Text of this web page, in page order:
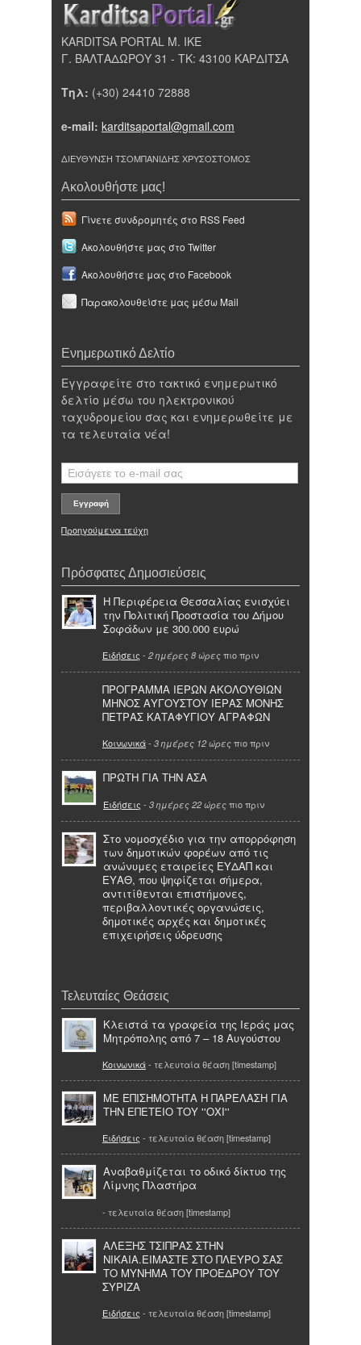
KARDITSA PORTAL Μ. ΙΚΕ
Γ. ΒΑΛΤΑΔΩΡΟΥ 31 - ΤΚ: 43100 ΚΑΡΔΙΤΣΑ
Τηλ: (+30) 24410 72888
e-mail: karditsaportal@gmail.com
ΔΙΕΥΘΥΝΣΗ ΤΣΟΜΠΑΝΙΔΗΣ ΧΡΥΣΟΣΤΟΜΟΣ
Ακολουθήστε μας!
Γίνετε συνδρομητές στο RSS Feed
Ακολουθήστε μας στο Twitter
Ακολουθήστε μας στο Facebook
Παρακολουθείστε μας μέσω Mail
Ενημερωτικό Δελτίο
Εγγραφείτε στο τακτικό ενημερωτικό
δελτίο μέσω του ηλεκτρονικού
ταχυδρομείου σας και ενημερωθείτε με
τα τελευταία νέα!
Προηγούμενα τεύχη
Πρόσφατες Δημοσιεύσεις
Η Περιφέρεια Θεσσαλίας ενισχύει
την Πολιτική Προστασία του Δήμου
Σοφάδων με 300.000 ευρώ
Ειδήσεις - 2 ημέρες 8 ώρες πιο πριν
ΠΡΟΓΡΑΜΜΑ ΙΕΡΩΝ ΑΚΟΛΟΥΘΙΩΝ
ΜΗΝΟΣ ΑΥΓΟΥΣΤΟΥ ΙΕΡΑΣ ΜΟΝΗΣ
ΠΕΤΡΑΣ ΚΑΤΑΦΥΓΙΟΥ ΑΓΡΑΦΩΝ
Κοινωνικά- 3 ημέρες 12 ώρες πιο πριν
ΠΡΩΤΗ ΓΙΑ ΤΗΝ ΑΣΑ
Ειδήσεις - 3 ημέρες 22 ώρες πιο πριν
Στο νομοσχέδιο για την απορρόφηση
των δημοτικών φορέων από τις
ανώνυμες εταιρείες ΕΥΔΑΠ και
ΕΥΑΘ, που ψηφίζεται σήμερα,
αντιτίθενται επιστήμονες,
περιβαλλοντικές οργανώσεις,
δημοτικές αρχές και δημοτικές
επιχειρήσεις ύδρευσης
Τελευταίες Θεάσεις
Κλειστά τα γραφεία της Ιεράς μας
Μητρόπολης από 7 – 18 Αυγούστου
Κοινωνικά- τελευταία θέαση [timestamp]
ΜΕ ΕΠΙΣΗΜΟΤΗΤΑ Η ΠΑΡΕΛΑΣΗ ΓΙΑ
ΤΗΝ ΕΠΕΤΕΙΟ ΤΟΥ ''ΟΧΙ''
Ειδήσεις - τελευταία θέαση [timestamp]
Αναβαθμίζεται το οδικό δίκτυο της
Λίμνης Πλαστήρα
- τελευταία θέαση [timestamp]
ΑΛΕΞΗΣ ΤΣΙΠΡΑΣ ΣΤΗΝ
ΝΙΚΑΙΑ.ΕΙΜΑΣΤΕ ΣΤΟ ΠΛΕΥΡΟ ΣΑΣ
ΤΟ ΜΥΝΗΜΑ ΤΟΥ ΠΡΟΕΔΡΟΥ ΤΟΥ
ΣΥΡΙΖΑ
Ειδήσεις - τελευταία θέαση [timestamp]